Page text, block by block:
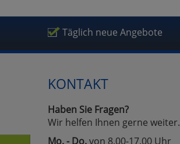
Täglich neue Angebote
KONTAKT
Haben Sie Fragen?
Wir helfen Ihnen gerne weiter.
Mo. - Do.von 8.00-17.00 Uhr
Umfragetools